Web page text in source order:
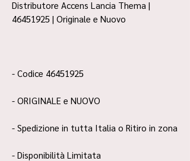
Distributore Accens Lancia Thema |
46451925 | Originale e Nuovo
- Codice 46451925
- ORIGINALE e NUOVO
- Spedizione in tutta Italia o Ritiro in zona
- Disponibilità Limitata